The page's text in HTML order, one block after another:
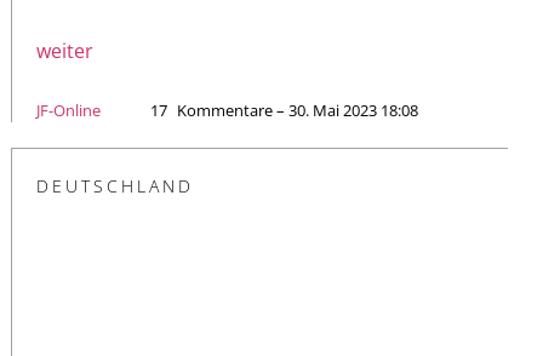
weiter
JF-Online 17 Kommentare – 30. Mai 2023 18:08
DEUTSCHLAND